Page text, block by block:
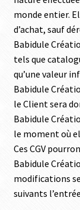
monde entier.
d’achat, sauf
Babidule
tels que
qu’une valeur
Babidule
le Client sera
Babidule
le moment où
Ces CGV
Babidule
modifications
suivants